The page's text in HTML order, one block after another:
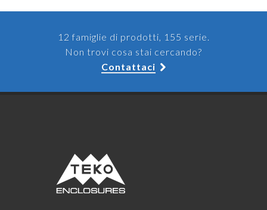
12 famiglie di prodotti, 155 serie.
Non trovi cosa stai cercando?
Contattaci